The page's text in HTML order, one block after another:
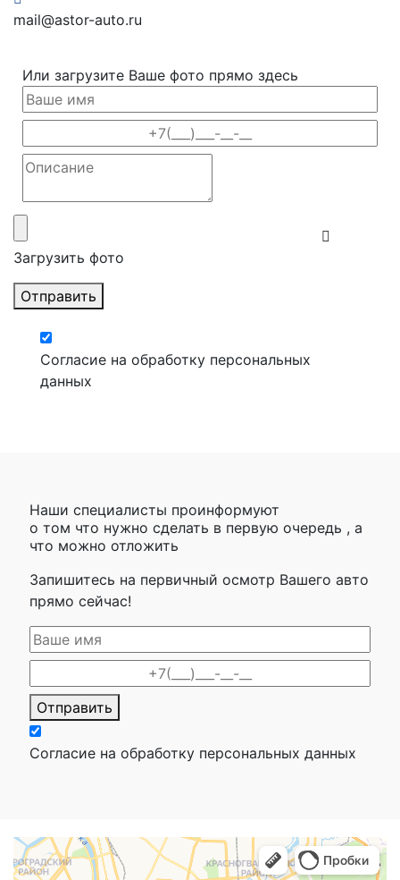
mail@astor-auto.ru
Или загрузите Ваше фото прямо здесь
Загрузить фото
Отправить
Согласие на обработку персональных
данных
Наши специалисты проинформуют
о том что нужно сделать в первую очередь , а
что можно отложить
Запишитесь на первичный осмотр Вашего авто
прямо сейчас!
Отправить
Согласие на обработку персональных данных